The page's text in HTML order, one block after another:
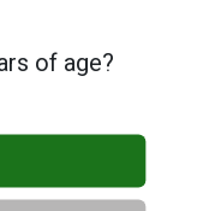
9 2026
での逮捕後、男
of age?